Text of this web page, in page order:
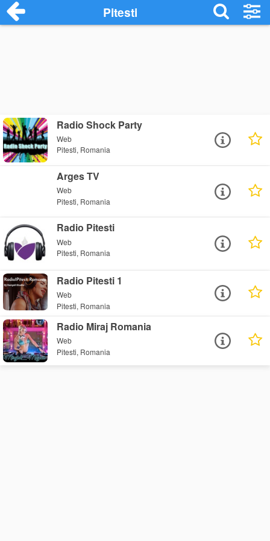
Pitesti
Radio Shock Party
Web
Pitesti, Romania
Arges TV
Web
Pitesti, Romania
Radio Pitesti
Web
Pitesti, Romania
Radio Pitesti 1
Web
Pitesti, Romania
Radio Miraj Romania
Web
Pitesti, Romania